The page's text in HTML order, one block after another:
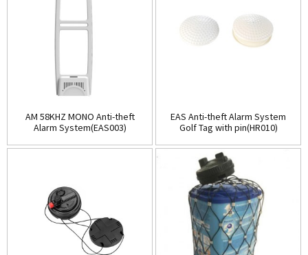
AM 58KHZ MONO Anti-theft
Alarm System(EAS003)
EAS Anti-theft Alarm System
Golf Tag with pin(HR010)